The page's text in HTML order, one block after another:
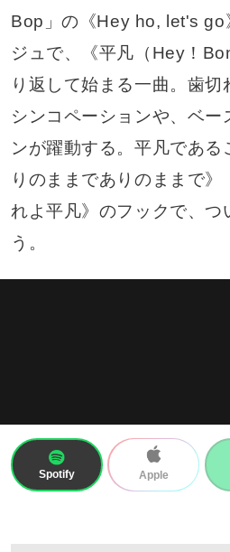
Bop」の《Hey ho, let's go
ジュで、《平凡（Hey！
り返して始まる一曲。歯
シンコペーションや、ベ
ンが躍動する。平凡である
りのままでありのままで》
れよ平凡》のフックで、つ
う。
Spotify Apple